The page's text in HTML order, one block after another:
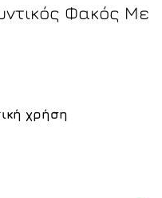
Φακός Με
χρήση
Με Φως Με 12